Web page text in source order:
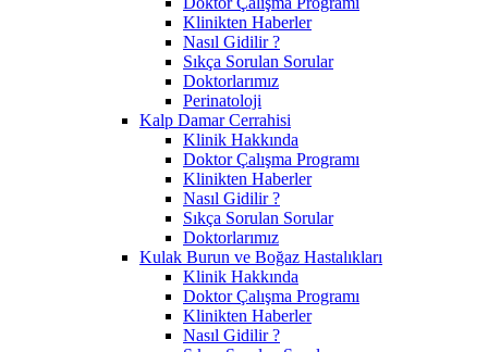
Klinikten Haberler
Nasıl Gidilir ?
Sıkça Sorulan Sorular
Doktorlarımız
Perinatoloji
Kalp Damar Cerrahisi
Klinik Hakkında
Doktor Çalışma Programı
Klinikten Haberler
Nasıl Gidilir ?
Sıkça Sorulan Sorular
Doktorlarımız
Kulak Burun ve Boğaz Hastalıkları
Klinik Hakkında
Doktor Çalışma Programı
Klinikten Haberler
Nasıl Gidilir ?